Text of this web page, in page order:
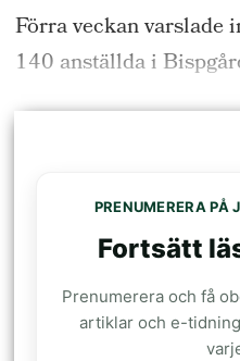
Förra veckan varslade
140 anställda i
PRENUMERERA
Fortsätt
Prenumerera och få
artiklar och e-